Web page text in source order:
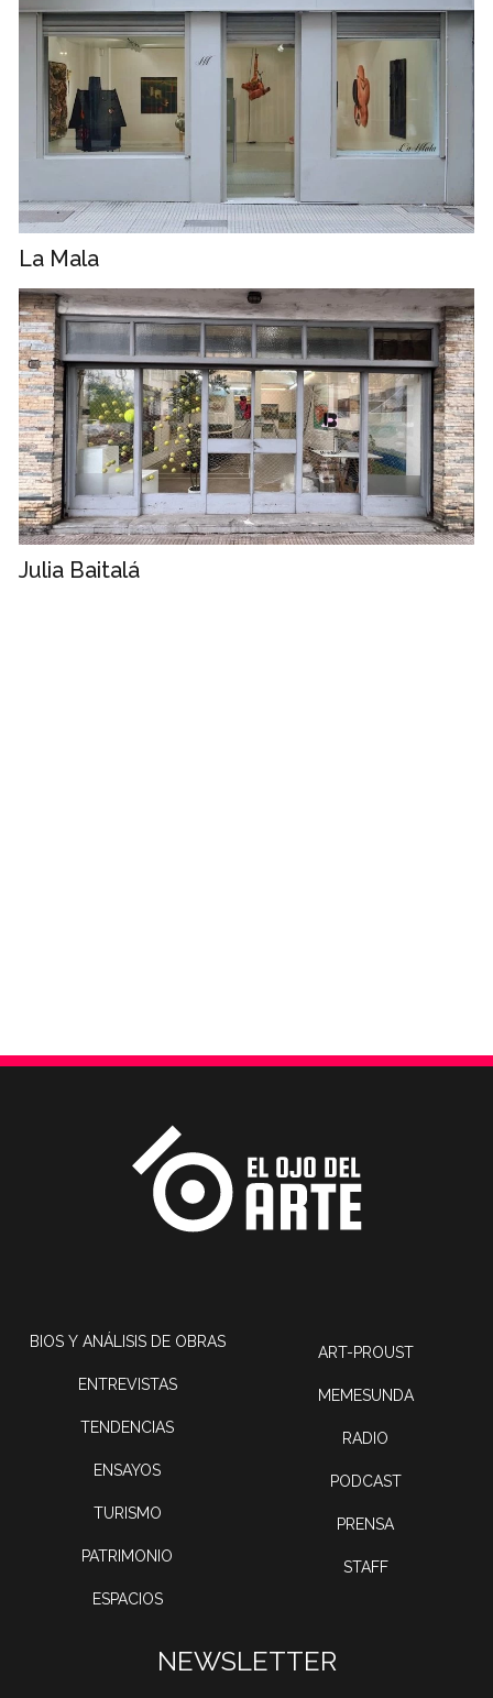
La Mala
Julia Baitalá
BIOS Y ANÁLISIS DE OBRAS
ENTREVISTAS
TENDENCIAS
ENSAYOS
TURISMO
PATRIMONIO
ESPACIOS
ART-PROUST
MEMESUNDA
RADIO
PODCAST
PRENSA
STAFF
NEWSLETTER